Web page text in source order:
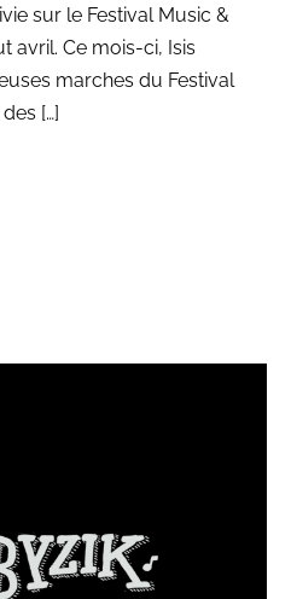
sur le Festival Music &
avril. Ce mois-ci, Isis
marches du Festival
[…]